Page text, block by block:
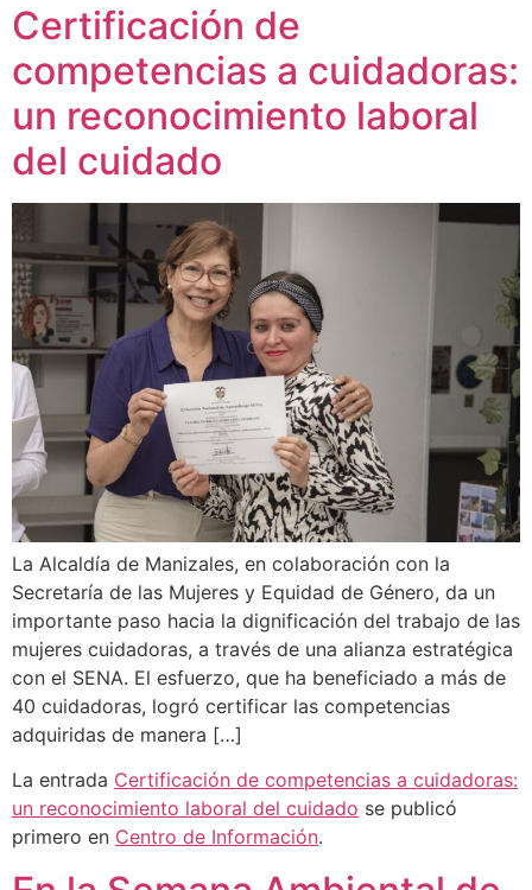
Certificación de
competencias a cuidadoras:
un reconocimiento laboral
del cuidado
La Alcaldía de Manizales, en colaboración con la
Secretaría de las Mujeres y Equidad de Género, da un
importante paso hacia la dignificación del trabajo de las
mujeres cuidadoras, a través de una alianza estratégica
con el SENA. El esfuerzo, que ha beneficiado a más de
40 cuidadoras, logró certificar las competencias
adquiridas de manera […]
La entrada Certificación de competencias a cuidadoras:
un reconocimiento laboral del cuidado se publicó
primero en Centro de Información.